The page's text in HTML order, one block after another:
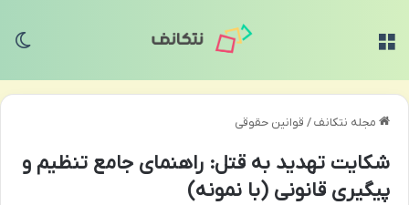
مجله نتکانف/ قوانین حقوقی
شکایت تهدید به قتل: راهنمای جامع تنظیم و
پیگیری قانونی (با نمونه)